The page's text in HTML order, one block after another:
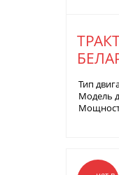
Тип
Модель